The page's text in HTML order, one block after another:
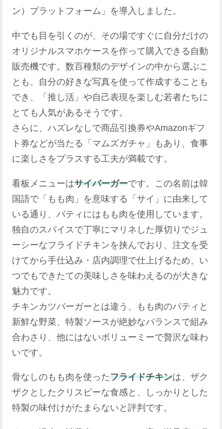
ン）プラットフォーム」を導入しました。
中でも目を引くのが、その場ですぐに自分だけの
オリジナルスマホケースを作って購入できる自動
販売機です。数百種類のデザインの中から選ぶこ
とも、自分の好きな写真を使って作成することも
でき、「推し活」や自己表現を楽しむ若者たちに
とても人気があるそうです。
さらに、ハズレなしで商品引換券やAmazonギフ
ト券などが当たる「マムズガチャ」もあり、食事
に楽しさをプラスする工夫が満載です。
看板メニューはサイバーガーです。この名前は韓
国語で「もも肉」を意味する「サイ」に由来して
いる通り、パティにはもも肉を使用しています。
独自のスパイスで丁寧にマリネした厚切りでジュ
ーシーなフライドチキンを挟んでおり、注文を受
けてから手仕込み・店内調理で仕上げるため、い
つでもできたての美味しさを味わえるのが大きな
魅力です。
チキンカツバーガーとは違う、もも肉のパティと
新鮮な野菜、特製ソースが絶妙なバランスで組み
合わさり、他にはないボリューミーで贅沢な味わ
いです。
骨なしのもも肉を使ったフライドチキンは、ザク
ザクとしたクリスピーな食感と、しっかりとした
特製の味付けがたまらないと評判です。